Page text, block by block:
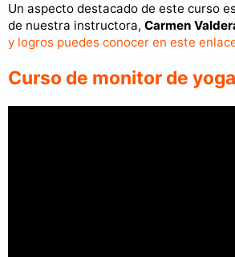
Un aspecto destacado de este curso
de nuestra instructora, Carmen
y logros puedes conocer en este
Curso de monitor de